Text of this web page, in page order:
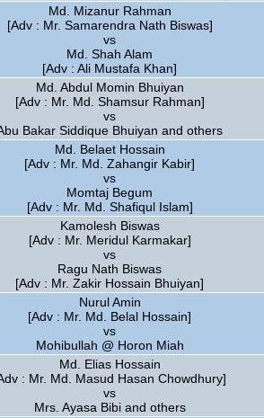
Md. Mizanur Rahman
[Adv : Mr. Samarendra Nath Biswas]
vs
Md. Shah Alam
[Adv : Ali Mustafa Khan]
Md. Abdul Momin Bhuiyan
[Adv : Mr. Md. Shamsur Rahman]
vs
Bakar Siddique Bhuiyan and others
Md. Belaet Hossain
[Adv : Mr. Md. Zahangir Kabir]
vs
Momtaj Begum
[Adv : Mr. Md. Shafiqul Islam]
Kamolesh Biswas
[Adv : Mr. Meridul Karmakar]
vs
Ragu Nath Biswas
[Adv : Mr. Zakir Hossain Bhuiyan]
Nurul Amin
[Adv : Mr. Md. Belal Hossain]
vs
Mohibullah @ Horon Miah
Md. Elias Hossain
: Mr. Md. Masud Hasan Chowdhury]
vs
Mrs. Ayasa Bibi and others